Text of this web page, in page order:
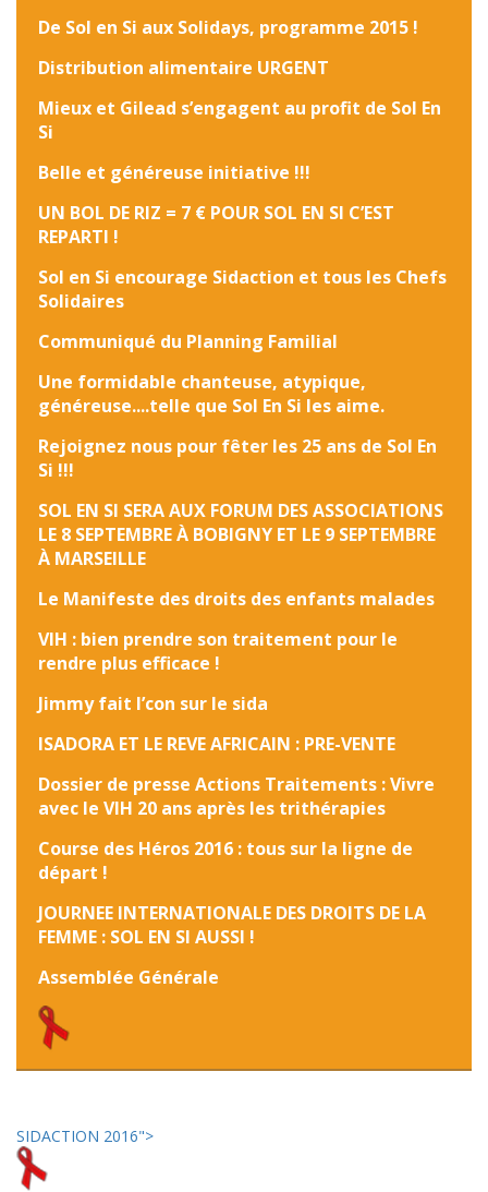
De Sol en Si aux Solidays, programme 2015 !
Distribution alimentaire URGENT
Mieux et Gilead s’engagent au profit de Sol En
Si
Belle et généreuse initiative !!!
UN BOL DE RIZ = 7 € POUR SOL EN SI C’EST
REPARTI !
Sol en Si encourage Sidaction et tous les Chefs
Solidaires
Communiqué du Planning Familial
Une formidable chanteuse, atypique,
généreuse....telle que Sol En Si les aime.
Rejoignez nous pour fêter les 25 ans de Sol En
Si !!!
SOL EN SI SERA AUX FORUM DES ASSOCIATIONS
LE 8 SEPTEMBRE À BOBIGNY ET LE 9 SEPTEMBRE
À MARSEILLE
Le Manifeste des droits des enfants malades
VIH : bien prendre son traitement pour le
rendre plus efficace !
Jimmy fait l’con sur le sida
ISADORA ET LE REVE AFRICAIN : PRE-VENTE
Dossier de presse Actions Traitements : Vivre
avec le VIH 20 ans après les trithérapies
Course des Héros 2016 : tous sur la ligne de
départ !
JOURNEE INTERNATIONALE DES DROITS DE LA
FEMME : SOL EN SI AUSSI !
Assemblée Générale
SIDACTION 2016">